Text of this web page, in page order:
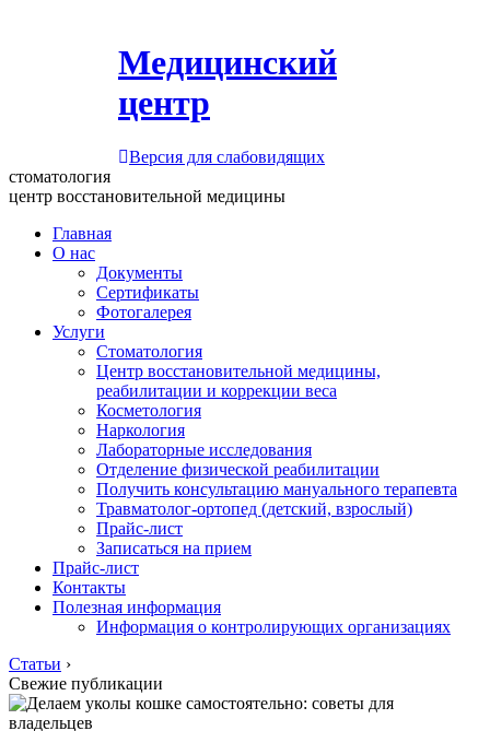
Медицинский
центр
Версия для слабовидящих
стоматология
центр восстановительной медицины
Главная
О нас
Документы
Сертификаты
Фотогалерея
Услуги
Стоматология
Центр восстановительной медицины,
реабилитации и коррекции веса
Косметология
Наркология
Лабораторные исследования
Отделение физической реабилитации
Получить консультацию мануального терапевта
Травматолог-ортопед (детский, взрослый)
Прайс-лист
Записаться на прием
Прайс-лист
Контакты
Полезная информация
Информация о контролирующих организациях
Статьи ›
Свежие публикации